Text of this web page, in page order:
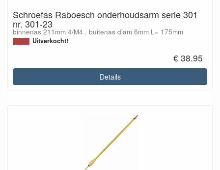
Schroefas Raboesch onderhoudsarm serie 301
nr. 301-23
binnenas 211mm 4/M4 , buitenas diam 6mm L= 175mm
Uitverkocht!
€ 38.95
Details